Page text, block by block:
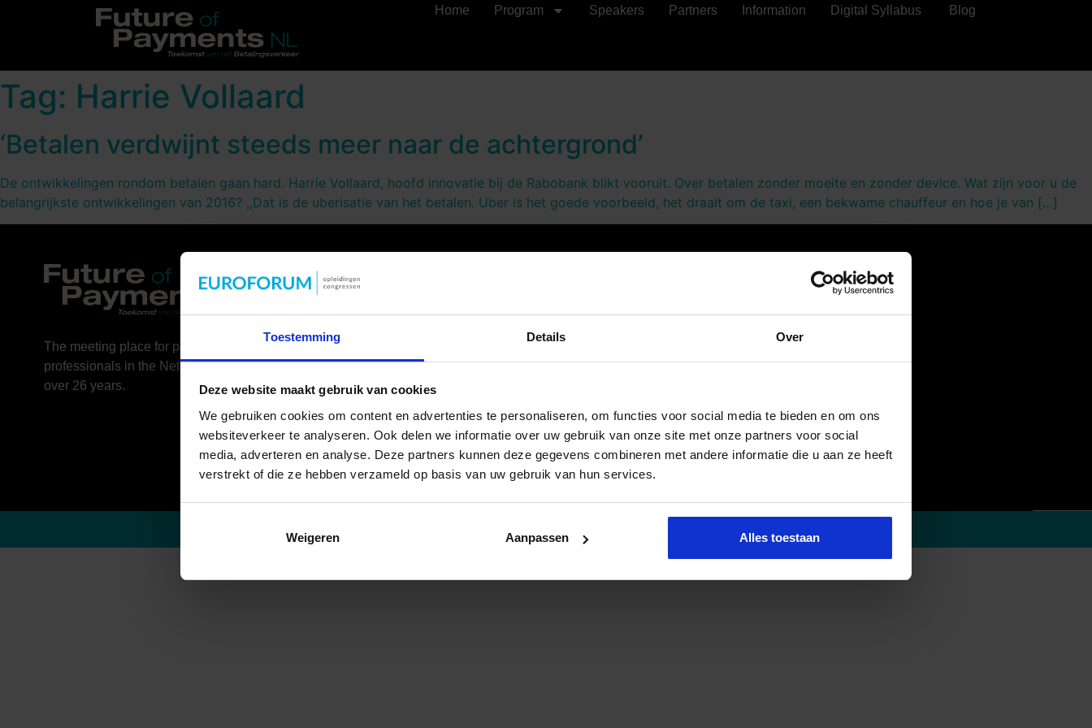
Toestemming Details Over
Deze website maakt gebruik van cookies
We gebruiken cookies om content en advertenties te personaliseren, om functies voor social media te bieden en om ons
websiteverkeer te analyseren. Ook delen we informatie over uw gebruik van onze site met onze partners voor social
media, adverteren en analyse. Deze partners kunnen deze gegevens combineren met andere informatie die u aan ze heeft
verstrekt of die ze hebben verzameld op basis van uw gebruik van hun services.
Weigeren Aanpassen Alles toestaan
Home Program Speakers Partners Information Digital Syllabus Blog
Tag: Harrie Vollaard
‘Betalen verdwijnt steeds meer naar de achtergrond’
De ontwikkelingen rondom betalen gaan hard. Harrie Vollaard, hoofd innovatie bij de Rabobank blikt vooruit. Over betalen zonder moeite en zonder device. Wat zijn voor u de
belangrijkste ontwikkelingen van 2016? ,,Dat is de uberisatie van het betalen. Uber is het goede voorbeeld, het draait om de taxi, een bekwame chauffeur en hoe je van […]
The meeting place for payment
professionals in the Netherlands for
over 26 years.
Digital syllabus
Blog
Email: nicole.vonk@euroforum.nl